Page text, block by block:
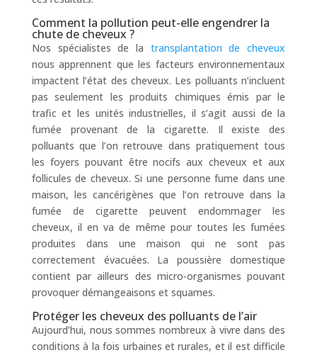
Comment la pollution peut-elle engendrer la
chute de cheveux ?
Nos spécialistes de la transplantation de cheveux
nous apprennent que les facteurs environnementaux
impactent l’état des cheveux. Les polluants n’incluent
pas seulement les produits chimiques émis par le
trafic et les unités industrielles, il s’agit aussi de la
fumée provenant de la cigarette. Il existe des
polluants que l’on retrouve dans pratiquement tous
les foyers pouvant être nocifs aux cheveux et aux
follicules de cheveux. Si une personne fume dans une
maison, les cancérigènes que l’on retrouve dans la
fumée de cigarette peuvent endommager les
cheveux, il en va de même pour toutes les fumées
produites dans une maison qui ne sont pas
correctement évacuées. La poussière domestique
contient par ailleurs des micro-organismes pouvant
provoquer démangeaisons et squames.
Protéger les cheveux des polluants de l’air
Aujourd’hui, nous sommes nombreux à vivre dans des
conditions à la fois urbaines et rurales, et il est difficile